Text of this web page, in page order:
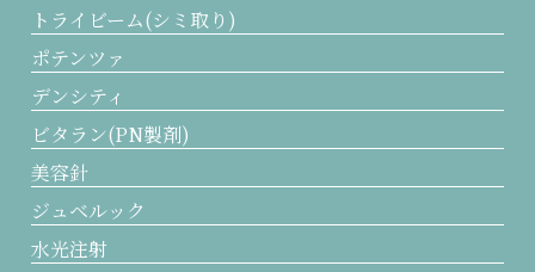
トライビーム(シミ取り)
ポテンツァ
デンシティ
ビタラン(PN製剤)
美容針
ジュベルック
水光注射